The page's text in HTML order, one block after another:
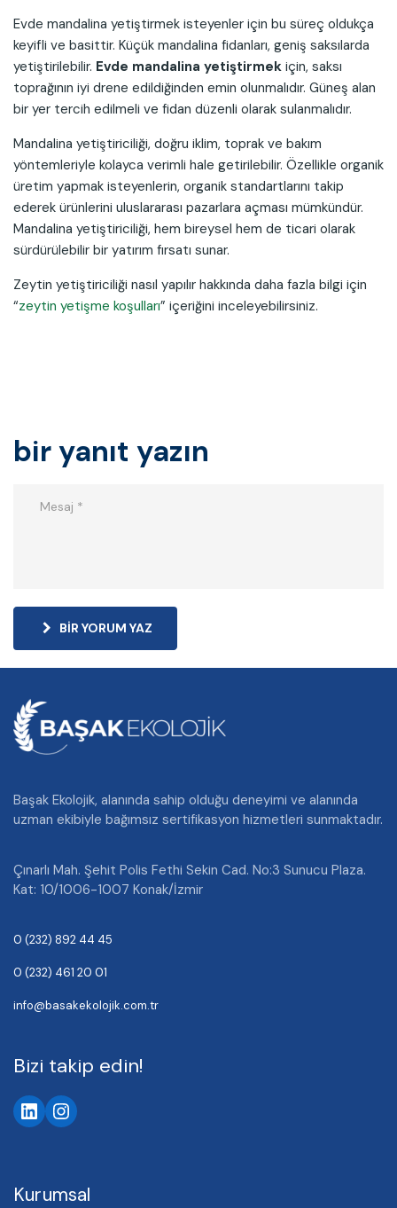
Evde mandalina yetiştirmek isteyenler için bu süreç oldukça
keyifli ve basittir. Küçük mandalina fidanları, geniş saksılarda
yetiştirilebilir. Evde mandalina yetiştirmek için, saksı
toprağının iyi drene edildiğinden emin olunmalıdır. Güneş alan
bir yer tercih edilmeli ve fidan düzenli olarak sulanmalıdır.
Mandalina yetiştiriciliği, doğru iklim, toprak ve bakım
yöntemleriyle kolayca verimli hale getirilebilir. Özellikle organik
üretim yapmak isteyenlerin, organik standartlarını takip
ederek ürünlerini uluslararası pazarlara açması mümkündür.
Mandalina yetiştiriciliği, hem bireysel hem de ticari olarak
sürdürülebilir bir yatırım fırsatı sunar.
Zeytin yetiştiriciliği nasıl yapılır hakkında daha fazla bilgi için
“zeytin yetişme koşulları” içeriğini inceleyebilirsiniz.
bir yanıt yazın
BIR YORUM YAZ
Başak Ekolojik, alanında sahip olduğu deneyimi ve alanında
uzman ekibiyle bağımsız sertifikasyon hizmetleri sunmaktadır.
Çınarlı Mah. Şehit Polis Fethi Sekin Cad. No:3 Sunucu Plaza.
Kat: 10/1006-1007 Konak/İzmir
0 (232) 892 44 45
0 (232) 461 20 01
info@basakekolojik.com.tr
Bizi takip edin!
LinkedIn
Instagram
Kurumsal